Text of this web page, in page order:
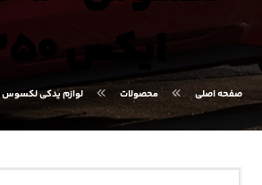
ایکس ۳۵۰ )
صفحه اصلی محصولات لوازم یدکی لکسوس